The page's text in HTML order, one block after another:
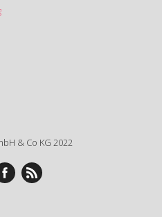
& Co KG 2022